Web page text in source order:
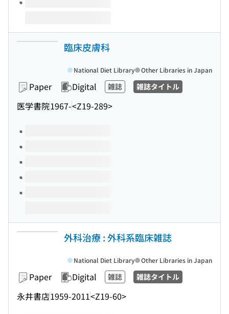
臨床皮膚科
Paper Digital 雑誌 雑誌タイトル
医学書院1967-<Z19-289>
National Diet Library Other Libraries in Japan
Volumes of this title
外科治療 : 外科系臨床雑誌
Paper Digital 雑誌 雑誌タイトル
永井書店1959-2011<Z19-60>
National Diet Library Other Libraries in Japan